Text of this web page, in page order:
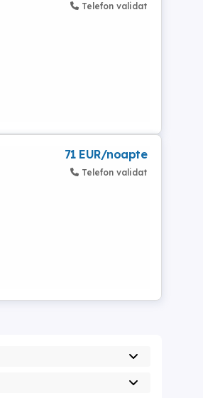
Telefon validat
71 EUR/noapte
Telefon validat